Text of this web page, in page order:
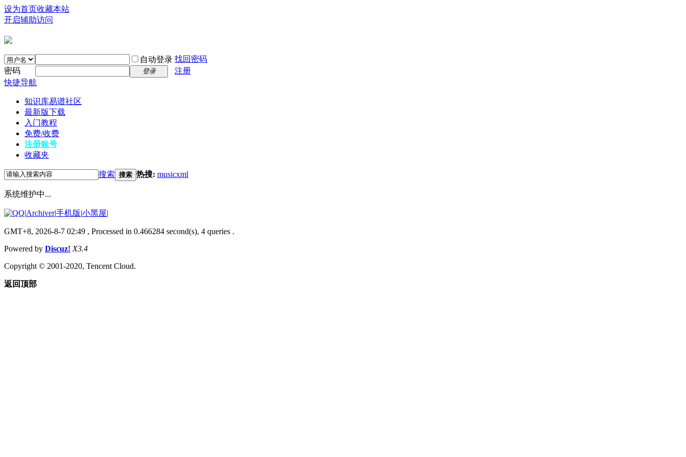
设为首页收藏本站
开启辅助访问
自动登录 找回密码
密码
登录
注册
快捷导航
知识库易谱社区
最新版下载
入门教程
免费/收费
注册账号
收藏夹
搜索 搜索 热搜: musicxml
系统维护中...
|Archiver|手机版|小黑屋|
GMT+8, 2026-8-7 02:49 , Processed in 0.466284 second(s), 4 queries .
Powered by Discuz! X3.4
Copyright © 2001-2020, Tencent Cloud.
返回顶部